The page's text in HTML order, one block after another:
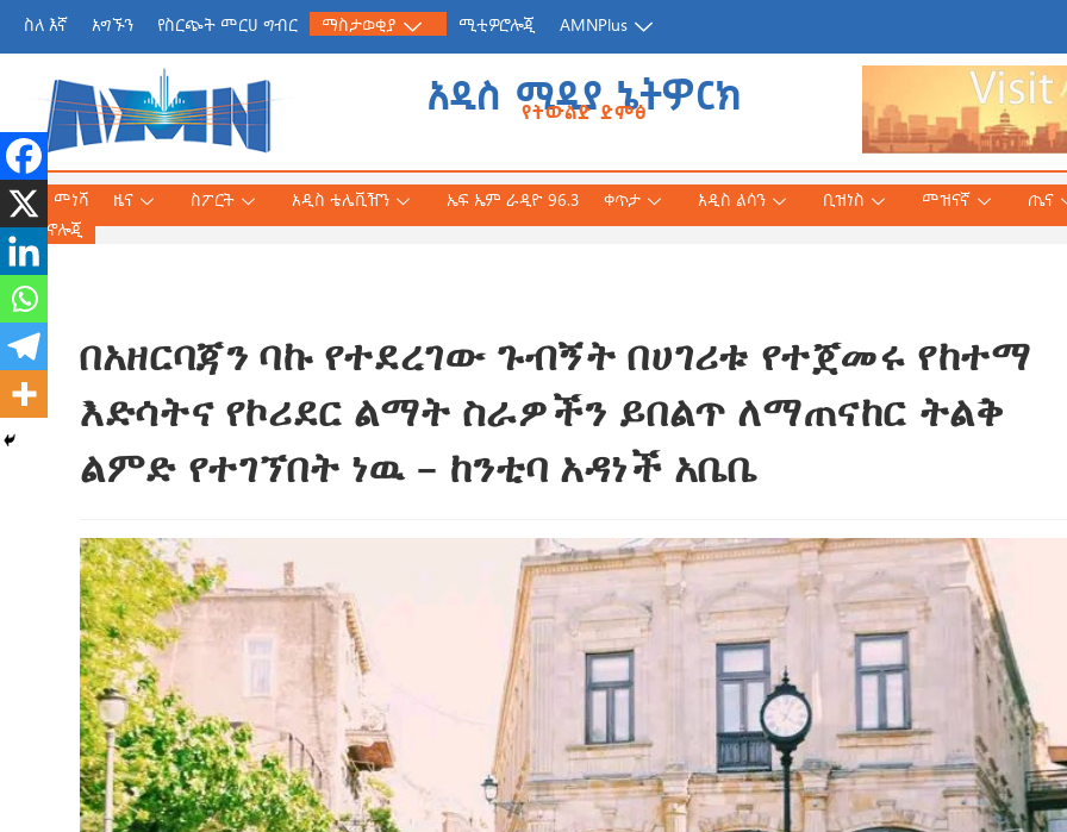
ስለ እኛ አግኙን የስርጭት መርሀ ግብር ማስታወቂያ ሚቲዎሮሎጂ AMNPlus
አዲስ ሚዲያ ኔትዎርክ
የትውልድ ድምፅ
መነሻ ዜና
ብልፅግና ፓርቲ የምርጫ ውክልናውን ወደ
ተጨባጭ የልማት ስኬቶች ለመቀየር እየሰራ ነው
ኢትዮጵያ የቀጣናውን ኢኮኖሚያዊ ገጽታ በአዲስ
መልኩ እየቀረጸች ነው-ፈርስት ፖስት
August 7, 2026
ስፖርት
2ኛው የአዲስ ሚዲያ ኔትዎርክ አመራሮች እና
ሠራተኞች ስፖርት ፌስቲቫል በቴሌቪዥን ዘርፍ
አሸናፊነት ተጠናቀቀ
August 1, 2026
ተቃውሞ የበዛበት የፊፋ አዲሱ እቅድ
July 30, 2026
አዲስ ቴሌቪዥን
የጠቅላይ ሚኒስትር ዐቢይ አሕመድ (ዶ/ር)
«መደመር» መጽሐፍ በቻይንኛ ተተርጉሞ በቅርቡ
ለንባብ ይበቃል
July 3, 2026
አዲስ ሚዲያ ኔትዎርክ በይዘት ስራዎቹ
ትርክትን በማረም እና የወል ትርክትን
ሃላፊነቱን እየተወጣ ይገኛል
AmnAdmin October 17, 2025
ኤፍ ኤም ራዲዮ 96.3 ቀጥታ አዲስ ልሳን ቢዝነስ መዝናኛ
ጤና
ቴክኖሎጂ
በአዘርባጃን ባኩ የተደረገው ጉብኝት በሀገሪቱ የተጀመሩ የከተማ
እድሳትና የኮሪደር ልማት ስራዎችን ይበልጥ ለማጠናከር ትልቅ
ልምድ የተገኘበት ነዉ – ከንቲባ አዳነች አቤቤ